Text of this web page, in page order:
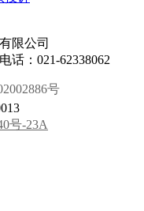
限公司
话：021-62338062
号
号-23A